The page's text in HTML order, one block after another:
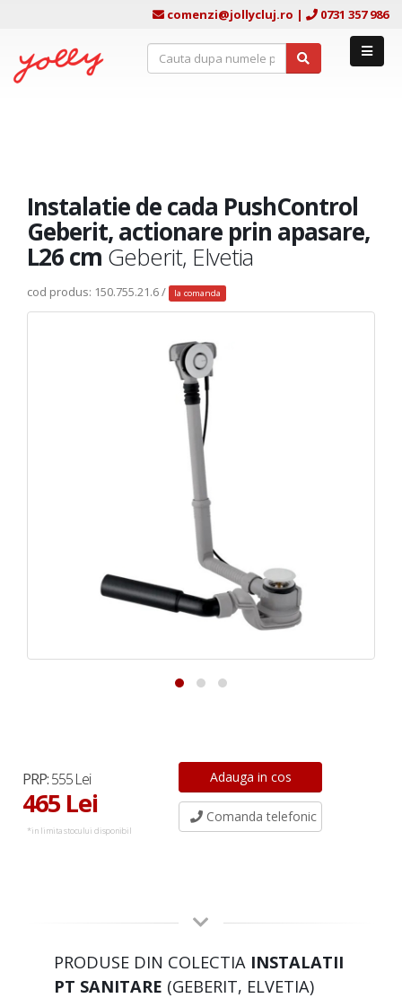
comenzi@jollycluj.ro | 0731 357 986
Instalatie de cada PushControl
Geberit, actionare prin apasare,
L26 cm Geberit, Elvetia
cod produs: 150.755.21.6 / la comanda
PRP:555 Lei
465 Lei
*in limita stocului disponibil
Comanda telefonic
PRODUSE DIN COLECTIA INSTALATII
PT SANITARE (GEBERIT, ELVETIA)